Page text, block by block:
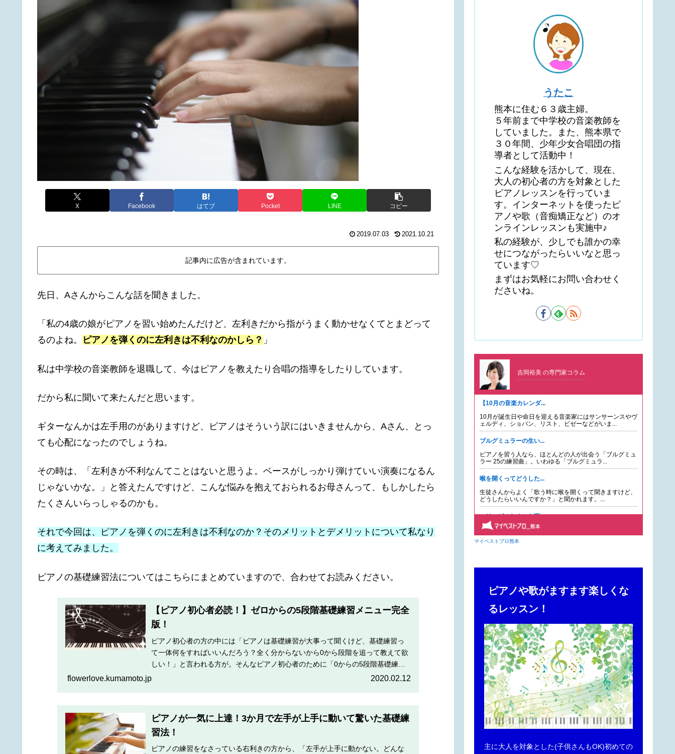
X Facebook はてブ Pocket LINE コピー
2019.07.03 2021.10.21
記事内に広告が含まれています。
先日、Aさんからこんな話を聞きました。
「私の4歳の娘がピアノを習い始めたんだけど、左利きだから指がうまく動かせなくてとまどって
るのよね。
ピアノを弾くのに左利きは不利なのかしら？ 」
私は中学校の音楽教師を退職して、今はピアノを教えたり合唱の指導をしたりしています。
だから私に聞いて来たんだと思います。
ギターなんかは左手用のがありますけど、ピアノはそういう訳にはいきませんから、Aさん、とっ
ても心配になったのでしょうね。
その時は、「左利きが不利なんてことはないと思うよ。ベースがしっかり弾けていい演奏になるん
じゃないかな。」と答えたんですけど、こんな悩みを抱えておられるお母さんって、もしかしたら
たくさんいらっしゃるのかも。
それで今回は、ピアノを弾くのに左利きは不利なのか？そのメリットとデメリットについて私なり
に考えてみました。
ピアノの基礎練習法についてはこちらにまとめていますので、合わせてお読みください。
【ピアノ初心者必読！】ゼロからの5段階基礎練習メニュー完全
版！
ピアノ初心者の方の中には「ピアノは基礎練習が大事って聞くけど、基礎練習っ
て一体何をすればいいんだろう？全く分からないから0から段階を追って教えて欲
しい！」と言われる方が。そんなピアノ初心者のために「0からの5段階基礎練習
メニュー」を紹介します。
flowerlove.kumamoto.jp 2020.02.12
ピアノが一気に上達！3か月で左手が上手に動いて驚いた基礎練
習法！
ピアノの練習をなさっている右利きの方から、「左手が上手に動かない。どんな
うたこ
熊本に住む６３歳主婦。
５年前まで中学校の音楽教師を
していました。また、熊本県で
３０年間、少年少女合唱団の指
導者として活動中！
こんな経験を活かして、現在、
大人の初心者の方を対象とした
ピアノレッスンを行っていま
す。インターネットを使ったピ
アノや歌（音痴矯正など）のオ
ンラインレッスンも実施中♪
私の経験が、少しでも誰かの幸
せにつながったらいいなと思っ
ています♡
まずはお気軽にお問い合わせく
ださいね。
ピアノや歌がますます楽しくな
るレッスン！
主に大人を対象とした(子供さんもOK)初めての